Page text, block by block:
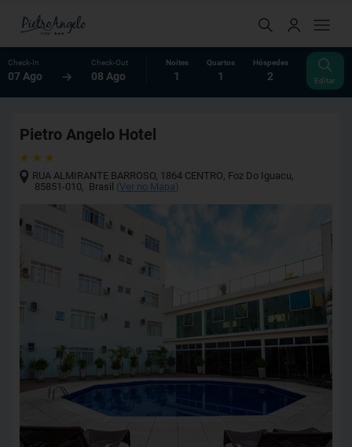
Check-In
07 Ago
Check-Out
08 Ago
Noites
1
Quartos
1
Hóspedes
2 Editar
Pietro Angelo Hotel
RUA ALMIRANTE BARROSO, 1864 CENTRO, Foz Do Iguacu,
85851-010, Brasil (Ver no Mapa)